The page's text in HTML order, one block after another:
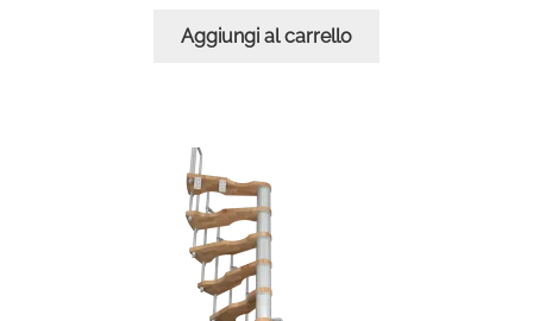
Aggiungi al carrello